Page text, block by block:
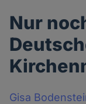
Nur
Gisa